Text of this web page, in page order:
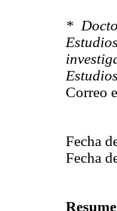
*
Correo
Fecha
Fecha